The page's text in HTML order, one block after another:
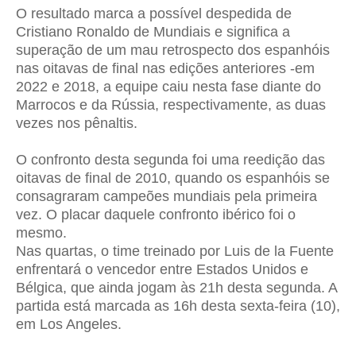
O resultado marca a possível despedida de
Cristiano Ronaldo de Mundiais e significa a
superação de um mau retrospecto dos espanhóis
nas oitavas de final nas edições anteriores -em
2022 e 2018, a equipe caiu nesta fase diante do
Marrocos e da Rússia, respectivamente, as duas
vezes nos pênaltis.
O confronto desta segunda foi uma reedição das
oitavas de final de 2010, quando os espanhóis se
consagraram campeões mundiais pela primeira
vez. O placar daquele confronto ibérico foi o
mesmo.
Nas quartas, o time treinado por Luis de la Fuente
enfrentará o vencedor entre Estados Unidos e
Bélgica, que ainda jogam às 21h desta segunda. A
partida está marcada as 16h desta sexta-feira (10),
em Los Angeles.